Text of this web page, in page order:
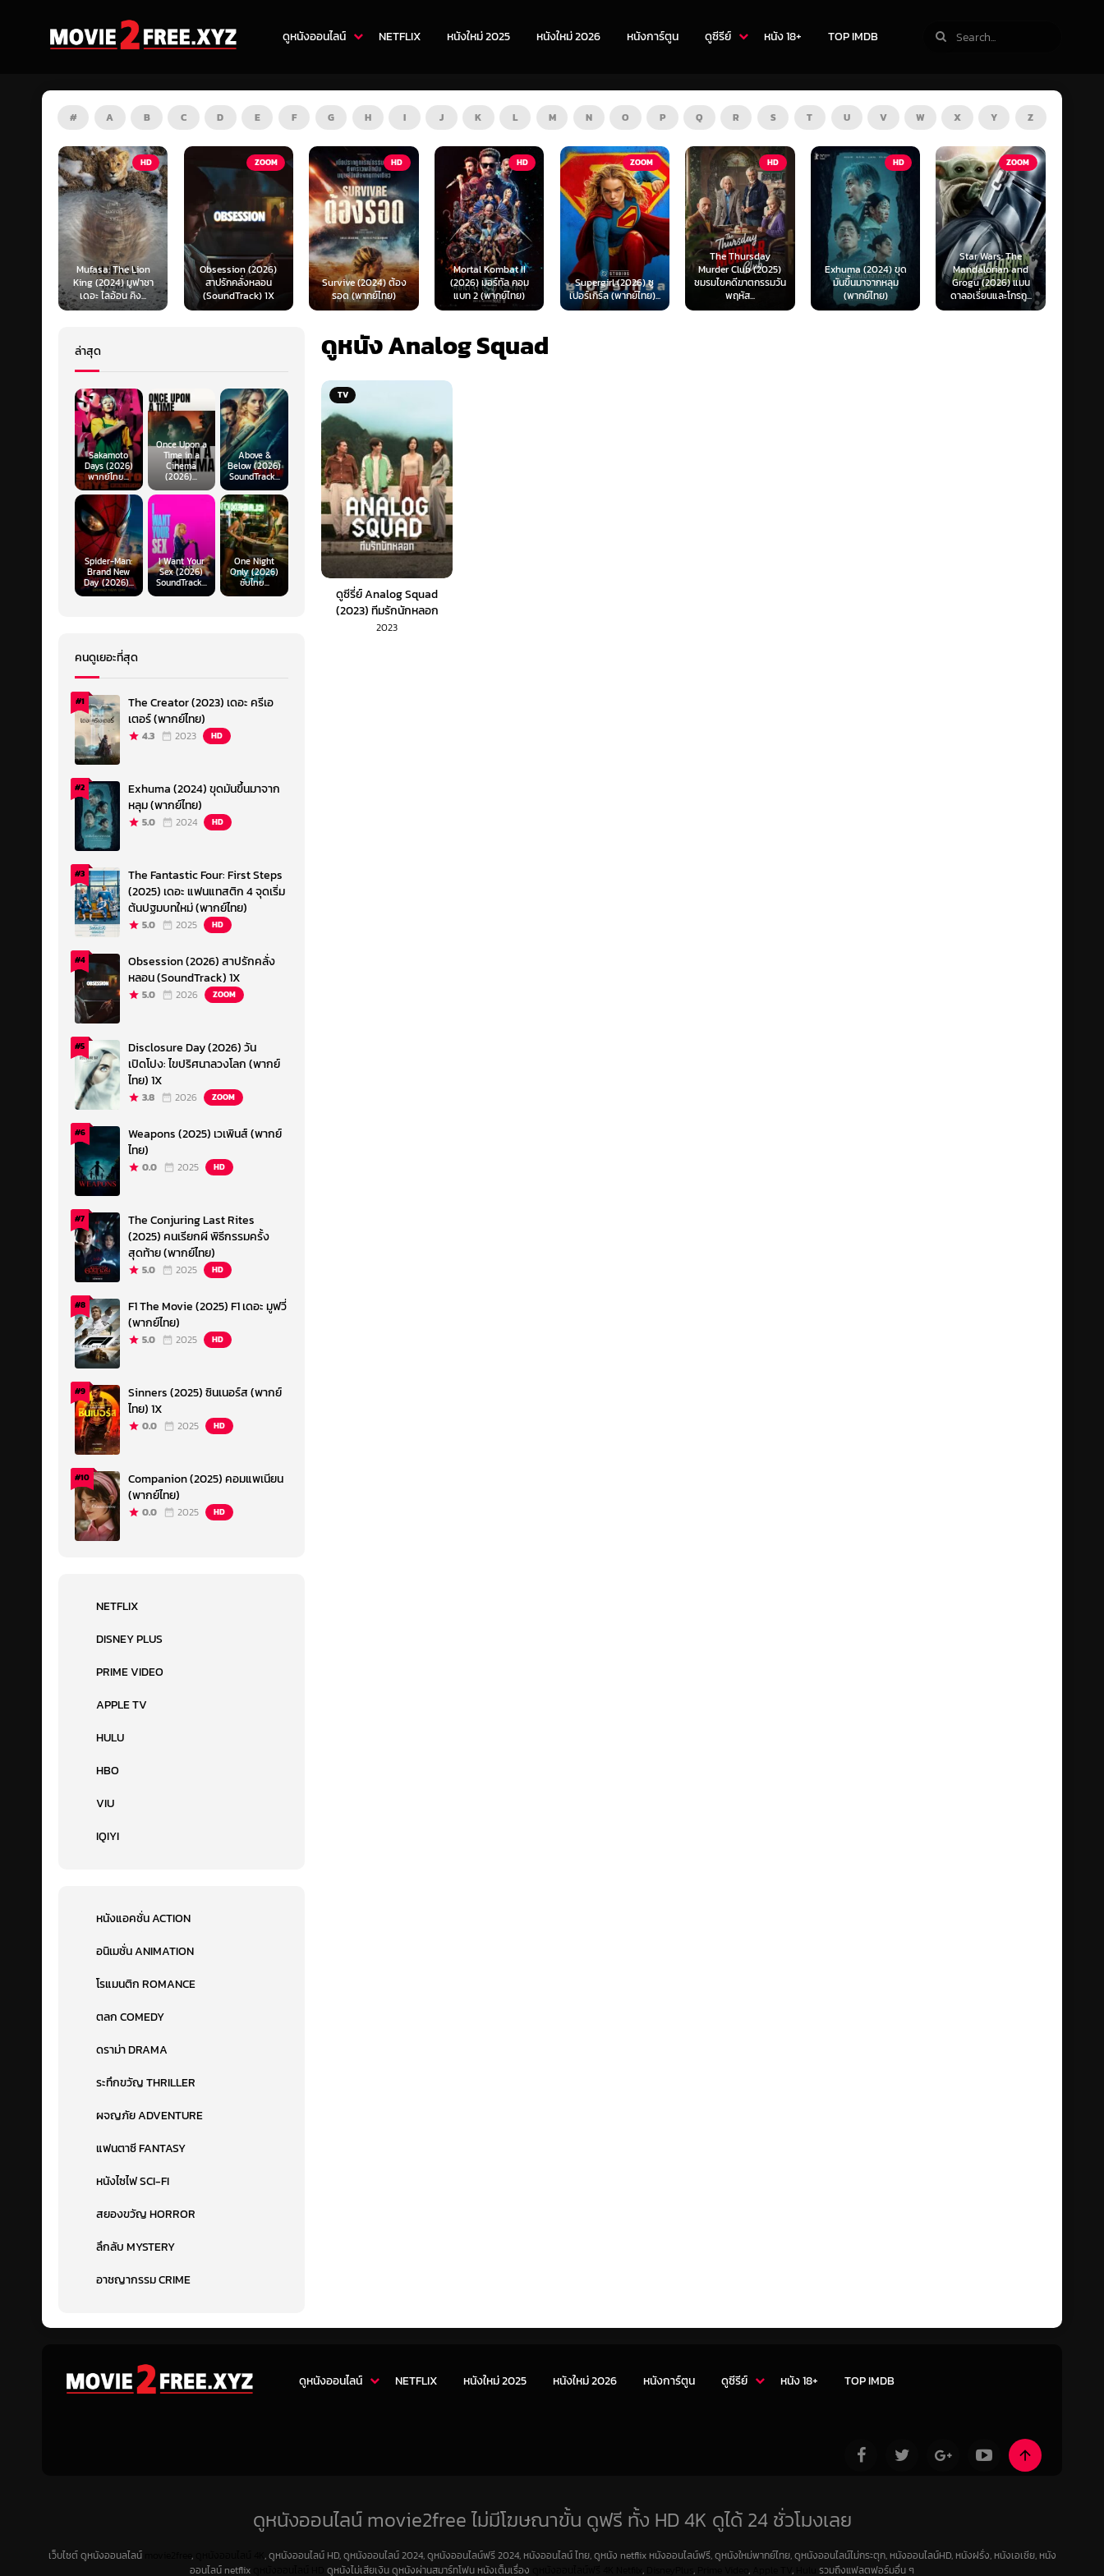
ดูหนังออนไลน์ NETFLIX หนังใหม่ 2025 หนังใหม่ 2026 หนังการ์ตูน ดูซีรีย์ หนัง 18+ TOP IMDB
# A B C D E F G H I J K L M N O P Q R S T U V W X Y Z
ZOOM
Obsession (2026)
สาปรักคลั่งหลอน
(SoundTrack) 1X
HD
Survive (2024) ต้อง
รอด (พากย์ไทย)
HD
Mortal Kombat II
(2026) มอร์ทัล คอม
แบท 2 (พากย์ไทย)
ZOOM
Supergirl (2026) ซู
เปอร์เกิร์ล (พากย์ไทย)...
HD
The Thursday
Murder Club (2025)
ชมรมไขคดีฆาตกรรมวัน
พฤหัส...
HD
Exhuma (2024) ขุด
มันขึ้นมาจากหลุม
(พากย์ไทย)
ZOOM
Star Wars: The
Mandalorian and
Grogu (2026) แมน
ดาลอเรี่ยนและโกรกู...
TV
The Last of Us
Season 1-2 (2025)
เดอะ ลาสต์ ออฟ อัส
ดูหนัง Analog Squad
TV
ดูซีรี่ย์ Analog Squad
(2023) ทีมรักนักหลอก
2023
ล่าสุด
Sakamoto
Days (2026)
พากย์ไทย...
Once Upon a
Time in a
Cinema
(2026)...
Above &
Below (2026)
SoundTrack...
Spider-Man:
Brand New
Day (2026)...
I Want Your
Sex (2026)
SoundTrack...
One Night
Only (2026)
ซับไทย...
คนดูเยอะที่สุด
#1
The Creator (2023) เดอะ ครีเอ
เตอร์ (พากย์ไทย)
4.3 2023 HD
#2
Exhuma (2024) ขุดมันขึ้นมาจาก
หลุม (พากย์ไทย)
5.0 2024 HD
#3
The Fantastic Four: First Steps
(2025) เดอะ แฟนแทสติก 4 จุดเริ่ม
ต้นปฐมบทใหม่ (พากย์ไทย)
5.0 2025 HD
#4
Obsession (2026) สาปรักคลั่ง
หลอน (SoundTrack) 1X
5.0 2026 ZOOM
#5
Disclosure Day (2026) วัน
เปิดโปง: ไขปริศนาลวงโลก (พากย์
ไทย) 1X
3.8 2026 ZOOM
#6
Weapons (2025) เวเพินส์ (พากย์
ไทย)
0.0 2025 HD
#7
The Conjuring Last Rites
(2025) คนเรียกผี พิธีกรรมครั้ง
สุดท้าย (พากย์ไทย)
5.0 2025 HD
#8
F1 The Movie (2025) F1 เดอะ มูฟวี่
(พากย์ไทย)
5.0 2025 HD
#9
Sinners (2025) ซินเนอร์ส (พากย์
ไทย) 1X
0.0 2025 HD
#10
Companion (2025) คอมแพเนียน
(พากย์ไทย)
0.0 2025 HD
NETFLIX
DISNEY PLUS
PRIME VIDEO
APPLE TV
HULU
HBO
VIU
IQIYI
หนังแอคชั่น ACTION
อนิเมชั่น ANIMATION
โรแมนติก ROMANCE
ตลก COMEDY
ดราม่า DRAMA
ระทึกขวัญ THRILLER
ผจญภัย ADVENTURE
แฟนตาซี FANTASY
หนังไซไฟ SCI-FI
สยองขวัญ HORROR
ลึกลับ MYSTERY
อาชญากรรม CRIME
ดูหนังออนไลน์ NETFLIX หนังใหม่ 2025 หนังใหม่ 2026 หนังการ์ตูน ดูซีรีย์ หนัง 18+ TOP IMDB
ดูหนังออนไลน์ movie2free ไม่มีโฆษณาขั้น ดูฟรี ทั้ง HD 4K ดูได้ 24 ชั่วโมงเลย
เว็บไซต์ ดูหนังออนลไลน์ ,
, ดูหนังออนไลน์ HD, ดูหนังออนไลน์ 2024, ดูหนังออนไลน์ฟรี 2024, หนังออนไลน์ ไทย, ดูหนัง netflix หนังออนไลน์ฟรี, ดูหนังใหม่พากย์ไทย, ดูหนังออนไลน์ไม่กระตุก, หนังออนไลน์HD, หนังฝรั่ง, หนังเอเชีย, หนัง
ออนไลน์ netflix
ดูหนังไม่เสียเงิน ดูหนังผ่านสมาร์ทโฟน หนังเต็มเรื่อง , , , , รวมถึงแฟลตฟอร์มอื่น ๆ